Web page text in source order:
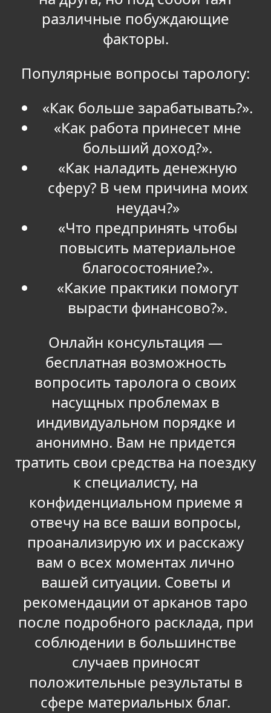
различные побуждающие
факторы.
Популярные вопросы тарологу:
«Как больше зарабатывать?».
«Как работа принесет мне
больший доход?».
«Как наладить денежную
сферу? В чем причина моих
неудач?»
«Что предпринять чтобы
повысить материальное
благосостояние?».
«Какие практики помогут
вырасти финансово?».
Онлайн консультация —
бесплатная возможность
вопросить таролога о своих
насущных проблемах в
индивидуальном порядке и
анонимно. Вам не придется
тратить свои средства на поездку
к специалисту, на
конфиденциальном приеме я
отвечу на все ваши вопросы,
проанализирую их и расскажу
вам о всех моментах лично
вашей ситуации. Советы и
рекомендации от арканов таро
после подробного расклада, при
соблюдении в большинстве
случаев приносят
положительные результаты в
сфере материальных благ.